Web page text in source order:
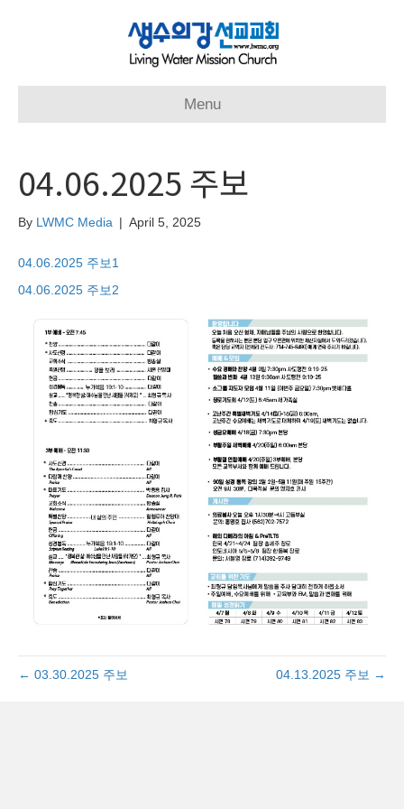
Menu
04.06.2025 주보
By LWMC Media | April 5, 2025
04.06.2025 주보1
04.06.2025 주보2
← 03.30.2025 주보 04.13.2025 주보 →